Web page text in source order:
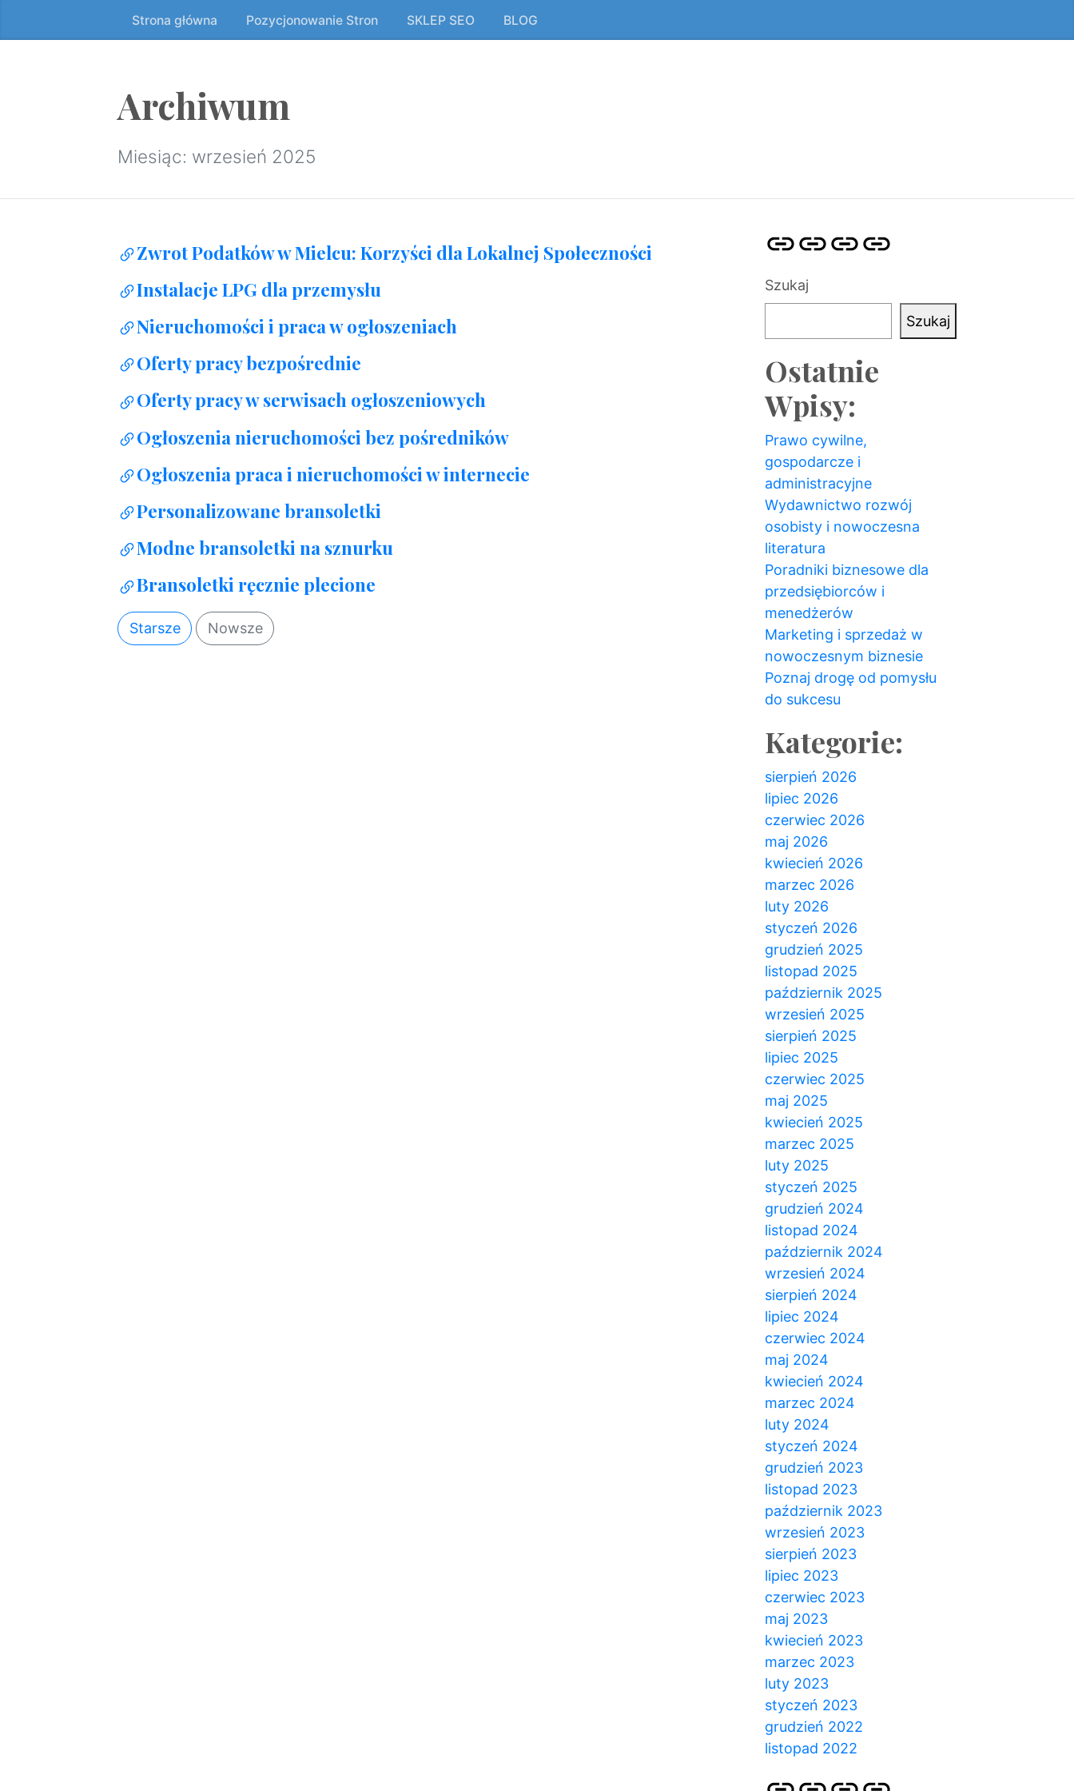
do
Strona główna Pozycjonowanie Stron SKLEP SEO BLOG
Archiwum
Miesiąc: wrzesień 2025
Zwrot Podatków w Mielcu: Korzyści dla Lokalnej Społeczności
Instalacje LPG dla przemysłu
Nieruchomości i praca w ogłoszeniach
Oferty pracy bezpośrednie
Oferty pracy w serwisach ogłoszeniowych
Ogłoszenia nieruchomości bez pośredników
Ogłoszenia praca i nieruchomości w internecie
Personalizowane bransoletki
Modne bransoletki na sznurku
Bransoletki ręcznie plecione
Starsze Nowsze
StronaPozycjonowanie
SKLEPBLOG
Szukaj
Szukaj
Ostatnie
Wpisy:
Prawo cywilne,
gospodarcze i
administracyjne
Wydawnictwo rozwój
osobisty i nowoczesna
literatura
Poradniki biznesowe dla
przedsiębiorców i
menedżerów
Marketing i sprzedaż w
nowoczesnym biznesie
Poznaj drogę od pomysłu
do sukcesu
Kategorie:
sierpień 2026
lipiec 2026
czerwiec 2026
maj 2026
kwiecień 2026
marzec 2026
luty 2026
styczeń 2026
grudzień 2025
listopad 2025
październik 2025
wrzesień 2025
sierpień 2025
lipiec 2025
czerwiec 2025
maj 2025
kwiecień 2025
marzec 2025
luty 2025
styczeń 2025
grudzień 2024
listopad 2024
październik 2024
wrzesień 2024
sierpień 2024
lipiec 2024
czerwiec 2024
maj 2024
kwiecień 2024
marzec 2024
luty 2024
styczeń 2024
grudzień 2023
listopad 2023
październik 2023
wrzesień 2023
sierpień 2023
lipiec 2023
czerwiec 2023
maj 2023
kwiecień 2023
marzec 2023
luty 2023
styczeń 2023
grudzień 2022
listopad 2022
StronaPozycjonowanie
SKLEPBLOG